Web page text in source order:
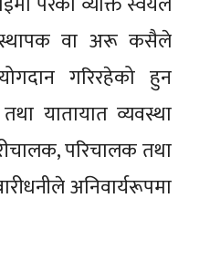
वा अरू कसैले
गरिरहेको हुन
यातायात व्यवस्था
परिचालक तथा
अनिवार्यरूपमा